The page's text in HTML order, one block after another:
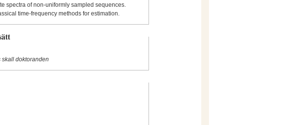
spectra of non-uniformly sampled sequences.
time-frequency methods for estimation.
skall doktoranden